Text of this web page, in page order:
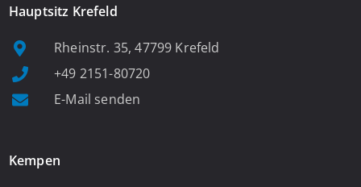
Hauptsitz Krefeld
Rheinstr. 35, 47799 Krefeld
+49 2151-80720
E-Mail senden
Kempen